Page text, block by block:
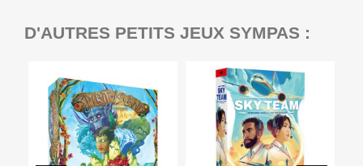
D'AUTRES PETITS JEUX SYMPAS :